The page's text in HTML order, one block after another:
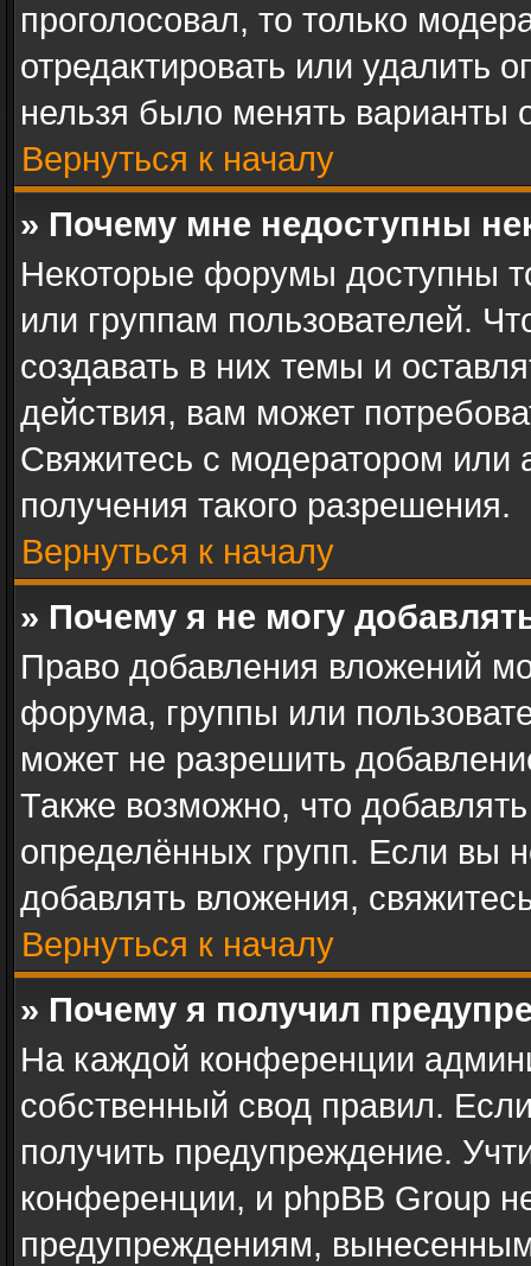
проголосовал, то только
отредактировать или удалить
нельзя было менять варианты
Вернуться к началу
» Почему мне недоступны
Некоторые форумы доступны
или группам пользователей.
создавать в них темы и
действия, вам может
Свяжитесь с модератором
получения такого разрешения.
Вернуться к началу
» Почему я не могу
Право добавления вложений
форума, группы или
может не разрешить
Также возможно, что
определённых групп. Если вы
добавлять вложения,
Вернуться к началу
» Почему я получил
На каждой конференции
собственный свод правил.
получить предупреждение.
конференции, и phpBB Group
предупреждениям,